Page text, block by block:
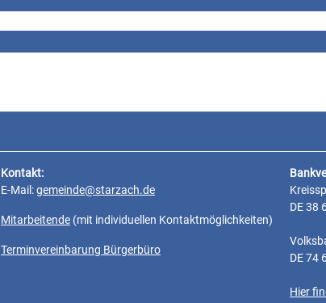
Kontakt:
E-Mail:gemeinde@starzach.de
Mitarbeitende (mit individuellen Kontaktmöglichkeiten)
Terminvereinbarung Bürgerbüro
DE 38
DE 74
Hier